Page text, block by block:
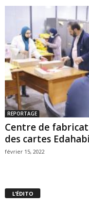
REPORTAGE
Centre de
des cartes
février 15, 2022
L’ÉDITO